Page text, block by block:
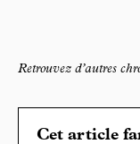
Retrouvez d’autres
Cet article